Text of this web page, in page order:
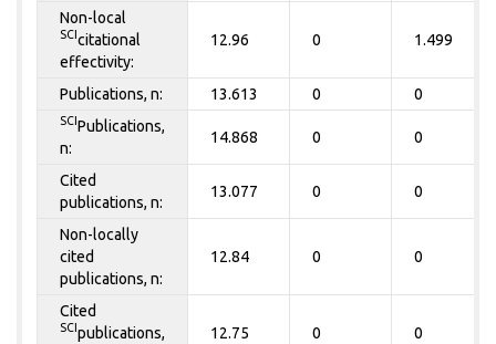
Non-local
SCI citational
effectivity:
12.96 0 1.499
Publications, n: 13.613 0 0
SCI Publications,
n:
14.868 0 0
Cited
publications, n:
13.077 0 0
Non-locally
cited
publications, n:
12.84 0 0
Cited
SCI publications,
12.75 0 0